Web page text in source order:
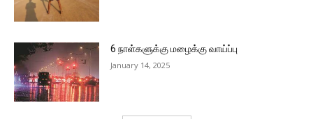
6 நாள்களுக்கு மழைக்கு வாய்ப்பு
January 14, 2025